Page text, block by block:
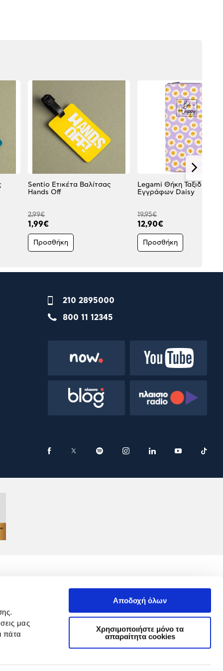
μας
πάτα
Αποδοχή όλων
Χρησιμοποιήστε μόνο τα
απαραίτητα cookies
Sentio Ετικέτα Βαλίτσας
Hands Off
2,99€
1,99€
Προσθήκη
Legami Θήκη
Εγγράφων Daisy
19,95€
12,90€
Προσθήκη
210 2895000
800 11 12345
GDPR